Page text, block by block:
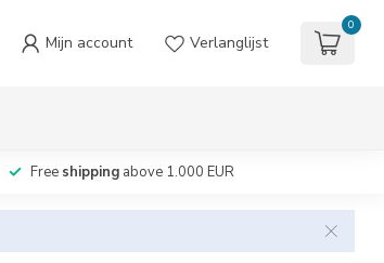
Mijn account Verlanglijst
0
Free shipping above 1.000 EUR